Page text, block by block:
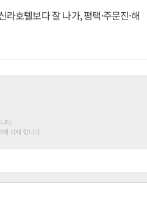
호텔보다 잘 나가, 평택·주문진·해
다.
해 삭제 합니다.